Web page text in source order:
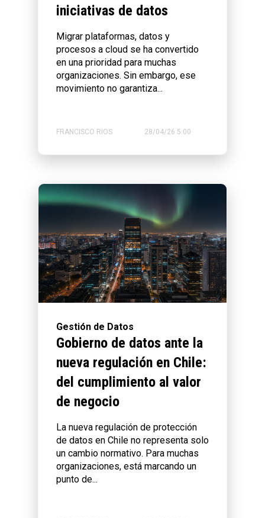
iniciativas de datos
Migrar plataformas, datos y
procesos a cloud se ha convertido
en una prioridad para muchas
organizaciones. Sin embargo, ese
movimiento no garantiza...
FRANCISCO RIOS 28/04/26 5:00
Gestión de Datos
Gobierno de datos ante la
nueva regulación en Chile:
del cumplimiento al valor
de negocio
La nueva regulación de protección
de datos en Chile no representa solo
un cambio normativo. Para muchas
organizaciones, está marcando un
punto de...